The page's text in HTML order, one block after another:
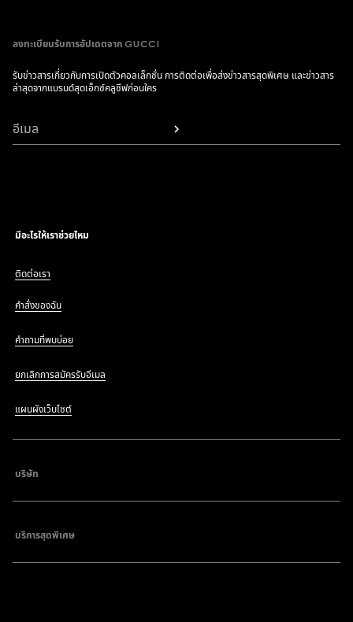
ลงทะเบียนรับการอัปเดตจาก GUCCI
รับข่าวสารเกี่ยวกับการเปิดตัวคอลเล็กชั่น การติดต่อเพื่อส่งข่าวสารสุดพิเศษ และข่าวสาร
ล่าสุดจากแบรนด์สุดเอ็กซ์คลูซีฟก่อนใคร
อีเมล
มีอะไรให้เราช่วยไหม
ติดต่อเรา
คำสั่งของฉัน
คำถามที่พบบ่อย
ยกเลิกการสมัครรับอีเมล
แผนผังเว็บไซต์
บริษัท
บริการสุดพิเศษ